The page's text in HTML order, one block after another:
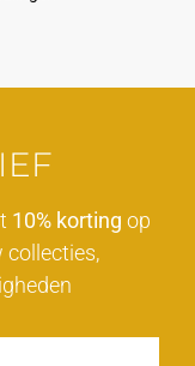
10% korting op
collecties,